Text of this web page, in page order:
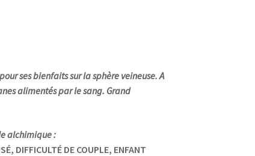
ses bienfaits sur la sphère veineuse. A
alimentés par le sang. Grand
alchimique :
DIFFICULTÉ DE COUPLE, ENFANT